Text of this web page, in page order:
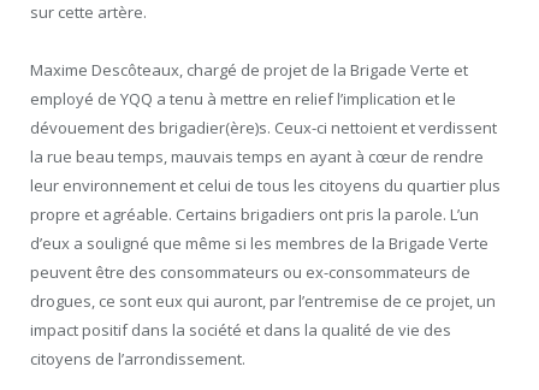
sur cette artère.
Maxime Descôteaux, chargé de projet de la Brigade Verte et
employé de YQQ a tenu à mettre en relief l’implication et le
dévouement des brigadier(ère)s. Ceux-ci nettoient et verdissent
la rue beau temps, mauvais temps en ayant à cœur de rendre
leur environnement et celui de tous les citoyens du quartier plus
propre et agréable. Certains brigadiers ont pris la parole. L’un
d’eux a souligné que même si les membres de la Brigade Verte
peuvent être des consommateurs ou ex-consommateurs de
drogues, ce sont eux qui auront, par l’entremise de ce projet, un
impact positif dans la société et dans la qualité de vie des
citoyens de l’arrondissement.